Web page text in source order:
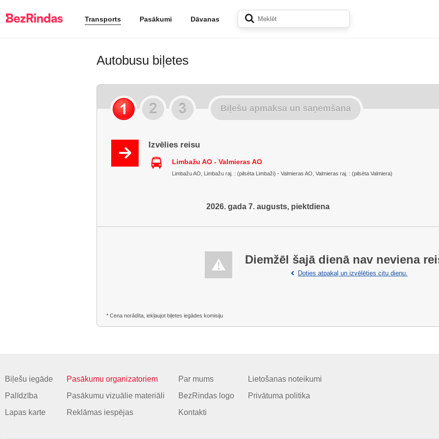
Transports Pasākumi Dāvanas
Autobusu biļetes
Biļešu apmaksa un saņemšana
Izvēlies reisu
Limbažu AO - Valmieras AO
Limbažu AO, Limbažu raj. : (pilsēta Limbaži) - Valmieras AO, Valmieras raj. : (pilsēta Valmiera)
2026. gada 7. augusts, piektdiena
Diemžēl šajā dienā nav neviena
Doties atpakaļ un izvēlēties citu dienu.
* Cena norādīta, iekļaujot biļetes iegādes komisiju
Biļešu iegāde
Palīdzība
Lapas karte
Pasākumu organizatoriem
Pasākumu vizuālie materiāli
Reklāmas iespējas
Par mums
BezRindas logo
Kontakti
Lietošanas noteikumi
Privātuma politika